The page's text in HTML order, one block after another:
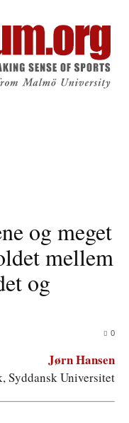
og meget
mellem
og
0
Jørn Hansen
Universitet